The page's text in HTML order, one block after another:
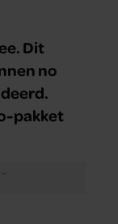
Dit
no
pakket